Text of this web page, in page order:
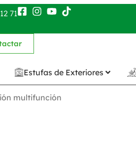
71
Estufas de Exteriores
multifunción